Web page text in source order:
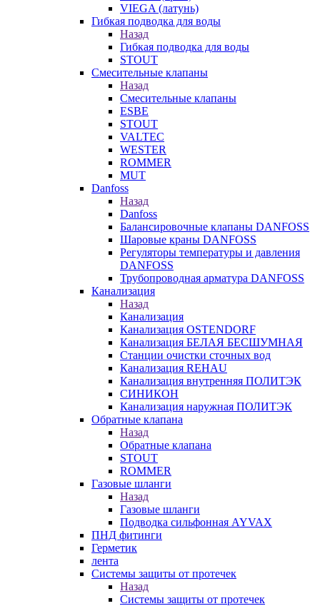
VIEGA (латунь)
Гибкая подводка для воды
Назад
Гибкая подводка для воды
STOUT
Смесительные клапаны
Назад
Смесительные клапаны
ESBE
STOUT
VALTEC
WESTER
ROMMER
MUT
Danfoss
Назад
Danfoss
Балансировочные клапаны DANFOSS
Шаровые краны DANFOSS
Регуляторы температуры и давления
DANFOSS
Трубопроводная арматура DANFOSS
Канализация
Назад
Канализация
Канализация OSTENDORF
Канализация БЕЛАЯ БЕСШУМНАЯ
Станции очистки сточных вод
Канализация REHAU
Канализация внутренняя ПОЛИТЭК
СИНИКОН
Канализация наружная ПОЛИТЭК
Обратные клапана
Назад
Обратные клапана
STOUT
ROMMER
Газовые шланги
Назад
Газовые шланги
Подводка сильфонная AYVAX
ПНД фитинги
Герметик
лента
Системы защиты от протечек
Назад
Системы защиты от протечек